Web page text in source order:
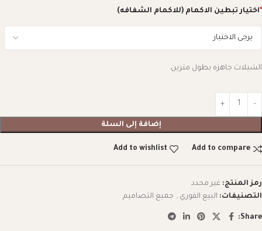
*اختيار تبطين الاكمام (للاكمام الشفافه)
الشيلات جاهزه بطول مترين
إضافة إلى السلة
Add to compare
Add to wishlist
رمز المنتج: غير محدد
التصنيفات: البيع الفوري , جميع التصاميم
Share: